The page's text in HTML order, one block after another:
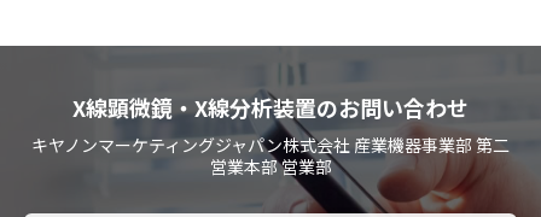
X線顕微鏡・X線分析装置のお問い合わせ
キヤノンマーケティングジャパン株式会社 産業機器事業部 第二
営業本部 営業部